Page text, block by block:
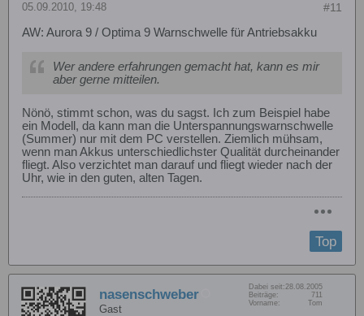
#11
05.09.2010, 19:48
AW: Aurora 9 / Optima 9 Warnschwelle für Antriebsakku
Wer andere erfahrungen gemacht hat, kann es mir
aber gerne mitteilen.
Nönö, stimmt schon, was du sagst. Ich zum Beispiel habe
ein Modell, da kann man die Unterspannungswarnschwelle
(Summer) nur mit dem PC verstellen. Ziemlich mühsam,
wenn man Akkus unterschiedlichster Qualität durcheinander
fliegt. Also verzichtet man darauf und fliegt wieder nach der
Uhr, wie in den guten, alten Tagen.
Top
nasenschweber
Gast
Dabei seit: 28.08.2005
Beiträge:
711
Vorname:
Tom